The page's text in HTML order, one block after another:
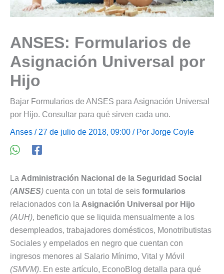
ANSES: Formularios de
Asignación Universal por
Hijo
Bajar Formularios de ANSES para Asignación Universal
por Hijo. Consultar para qué sirven cada uno.
Anses / 27 de julio de 2018, 09:00 / Por Jorge Coyle
La Administración Nacional de la Seguridad Social
(ANSES) cuenta con un total de seis formularios
relacionados con la Asignación Universal por Hijo
(AUH), beneficio que se liquida mensualmente a los
desempleados, trabajadores domésticos, Monotributistas
Sociales y empelados en negro que cuentan con
ingresos menores al Salario Mínimo, Vital y Móvil
(SMVM). En este artículo, EconoBlog detalla para qué